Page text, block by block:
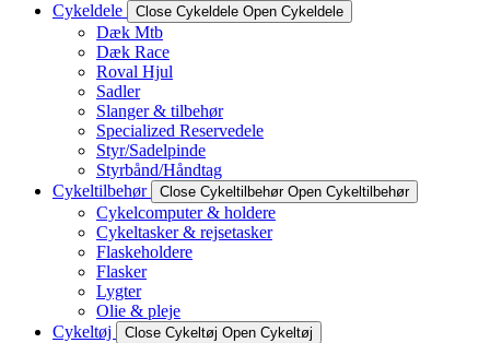
Cykeldele
Close Cykeldele Open Cykeldele
Dæk Mtb
Dæk Race
Roval Hjul
Sadler
Slanger & tilbehør
Specialized Reservedele
Styr/Sadelpinde
Styrbånd/Håndtag
Cykeltilbehør
Close Cykeltilbehør Open Cykeltilbehør
Cykelcomputer & holdere
Cykeltasker & rejsetasker
Flaskeholdere
Flasker
Lygter
Olie & pleje
Cykeltøj
Close Cykeltøj Open Cykeltøj